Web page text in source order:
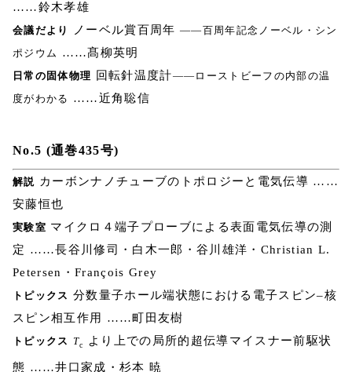
……鈴木孝雄
会議だより ノーベル賞百周年 ――百周年記念ノーベル・シン
ポジウム ……髙柳英明
日常の固体物理 回転針温度計――ローストビーフの内部の温
度がわかる ……近角聡信
No.5 (通巻435号)
解説 カーボンナノチューブのトポロジーと電気伝導 ……
安藤恒也
実験室 マイクロ４端子プローブによる表面電気伝導の測
定 ……長谷川修司・白木一郎・谷川雄洋・Christian L.
Petersen・François Grey
トピックス 分数量子ホール端状態における電子スピン–核
スピン相互作用 ……町田友樹
トピックス Tc より上での局所的超伝導マイスナー前駆状
態 ……井口家成・杉本 暁